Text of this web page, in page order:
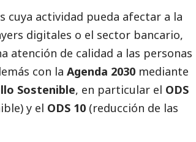
cuya actividad pueda afectar a la
digitales o el sector bancario,
atención de calidad a las personas
con la Agenda 2030 mediante
Sostenible, en particular el ODS
y el ODS 10 (reducción de las